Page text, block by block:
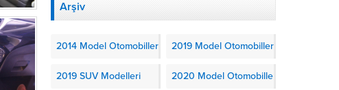
Arşiv
2014 Model Otomobiller 2019 Model Otomobiller
2019 SUV Modelleri 2020 Model Otomobiller